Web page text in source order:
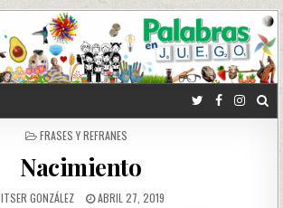
POSTED
FRASES Y REFRANES
Nacimiento
ITSER GONZÁLEZ ABRIL 27, 2019